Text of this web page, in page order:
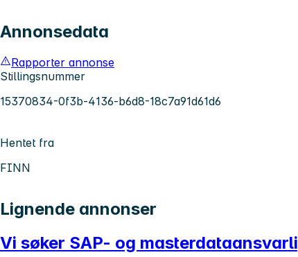
Annonsedata
Rapporter annonse
Stillingsnummer
15370834-0f3b-4136-b6d8-18c7a91d61d6
Hentet fra
FINN
Lignende annonser
Vi søker SAP- og